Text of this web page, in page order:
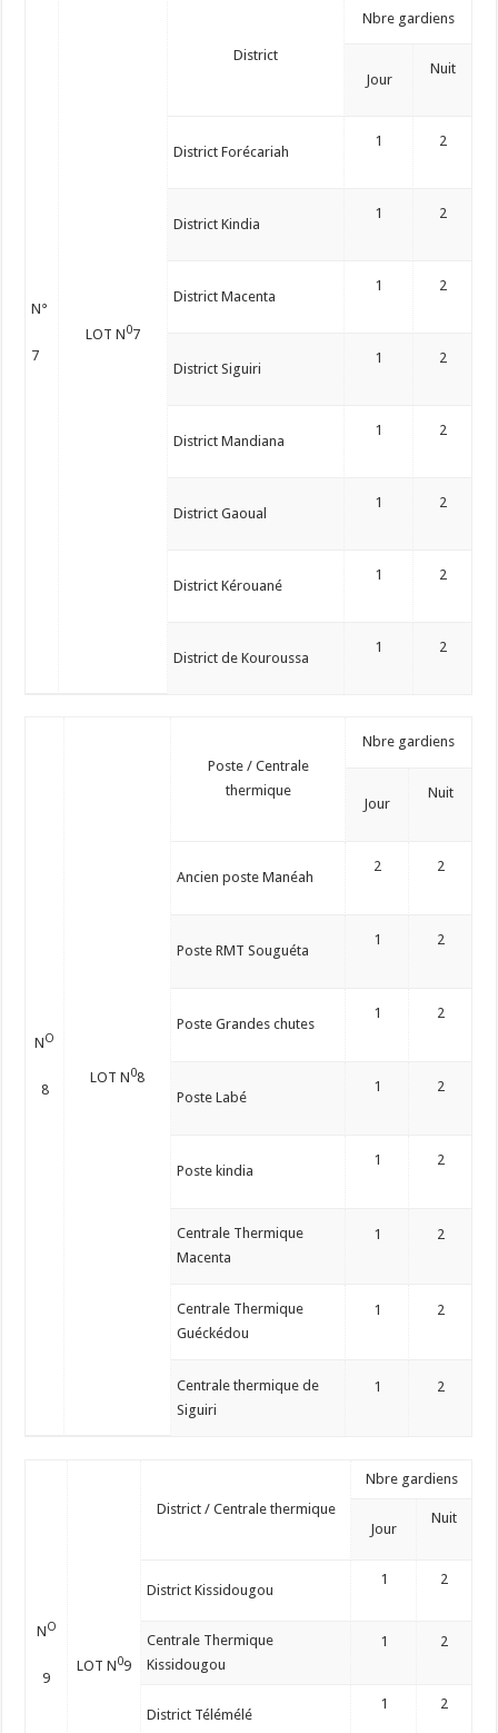
N°
7
LOT N07
District
Nbre gardiens
Jour
Nuit
District Forécariah
1 2
District Kindia
1 2
District Macenta
1 2
District Siguiri
1 2
District Mandiana
1 2
District Gaoual
1 2
District Kérouané
1 2
District de Kouroussa
1 2
NO
8
LOT N08
Poste / Centrale
thermique
Nbre gardiens
Jour
Nuit
Ancien poste Manéah
2 2
Poste RMT Souguéta
1 2
Poste Grandes chutes
1 2
Poste Labé
1 2
Poste kindia
1 2
Centrale Thermique
Macenta
1 2
Centrale Thermique
Guéckédou
1 2
Centrale thermique de
Siguiri
1 2
NO
9
LOT N09
District / Centrale thermique
Nbre gardiens
Jour
Nuit
District Kissidougou
1 2
Centrale Thermique
Kissidougou
1 2
District Télémélé
1 2